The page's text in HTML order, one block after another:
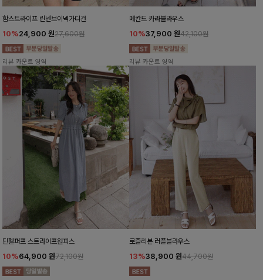
함스트라이프 린넨브이넥가디건
10%24,900 원27,600원
리뷰 카운트 영역
메칸드 카라블라우스
10%37,900 원42,100원
리뷰 카운트 영역
딘젤퍼프 스트라이프원피스
10%64,900 원72,100원
로즐리본 러플블라우스
13%38,900 원44,700원